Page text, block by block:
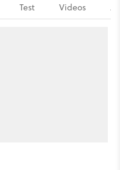
Test Videos